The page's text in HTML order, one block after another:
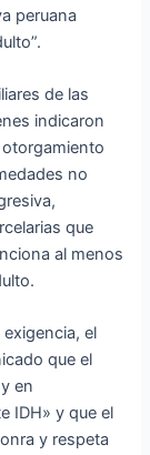
peruana
de las
indicaron
no
que
al menos
el
que el
en
IDH» y que el
y respeta